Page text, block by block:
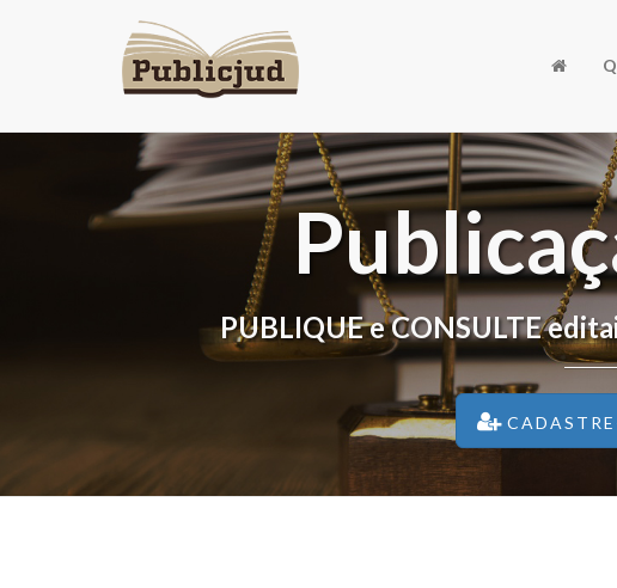
PUBLIQUE e CONSULTE